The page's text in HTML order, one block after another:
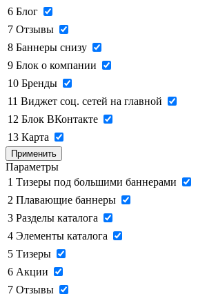
6 Блог
7 Отзывы
8 Баннеры снизу
9 Блок о компании
10 Бренды
11 Виджет соц. сетей на главной
12 Блок ВКонтакте
13 Карта
Применить
Параметры
1 Тизеры под большими баннерами
2 Плавающие баннеры
3 Разделы каталога
4 Элементы каталога
5 Тизеры
6 Акции
7 Отзывы